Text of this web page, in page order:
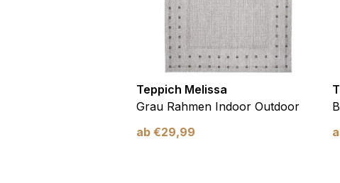
Teppich Melissa
Grau Rahmen Indoor Outdoor
ab €29,99